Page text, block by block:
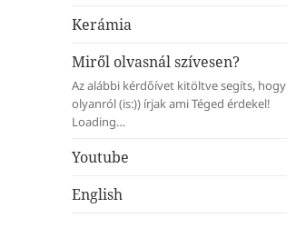
Kerámia
Miről olvasnál szívesen?
Az alábbi kérdőívet kitöltve segíts, hogy
olyanról (is:)) írjak ami Téged érdekel!
Loading…
Youtube
English